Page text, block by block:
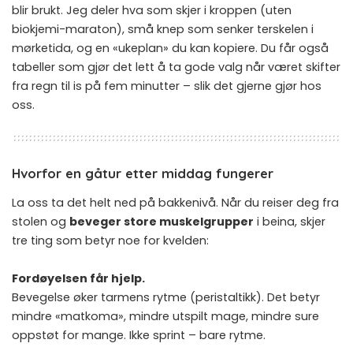
blir brukt. Jeg deler hva som skjer i kroppen (uten
biokjemi-maraton), små knep som senker terskelen i
mørketida, og en «ukeplan» du kan kopiere. Du får også
tabeller som gjør det lett å ta gode valg når været skifter
fra regn til is på fem minutter – slik det gjerne gjør hos
oss.
Hvorfor en gåtur etter middag fungerer
La oss ta det helt ned på bakkenivå. Når du reiser deg fra
stolen og beveger store muskelgrupper i beina, skjer
tre ting som betyr noe for kvelden:
Fordøyelsen får hjelp.
Bevegelse øker tarmens rytme (peristaltikk). Det betyr
mindre «matkoma», mindre utspilt mage, mindre sure
oppstøt for mange. Ikke sprint – bare rytme.